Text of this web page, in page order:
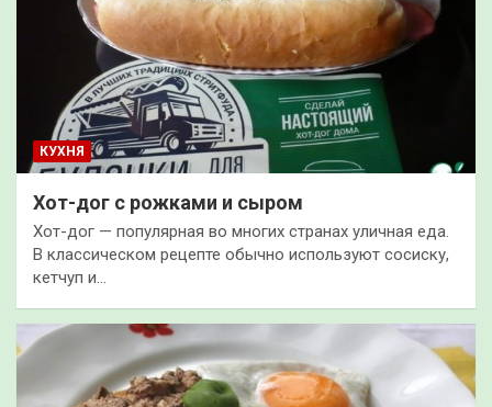
КУХНЯ
Хот-дог с рожками и сыром
Хот-дог — популярная во многих странах уличная еда.
В классическом рецепте обычно используют сосиску,
кетчуп и…